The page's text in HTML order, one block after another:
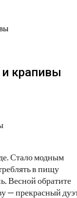
и крапивы
Стало модным
в пищу
Весной обратите
— прекрасный